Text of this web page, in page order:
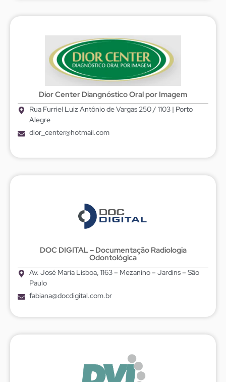
Dior Center Diangnóstico Oral por Imagem
Rua Furriel Luiz Antônio de Vargas 250 / 1103 | Porto
Alegre
dior_center@hotmail.com
DOC DIGITAL – Documentação Radiologia
Odontológica
Av. José Maria Lisboa, 1163 – Mezanino – Jardins – São
Paulo
fabiana@docdigital.com.br